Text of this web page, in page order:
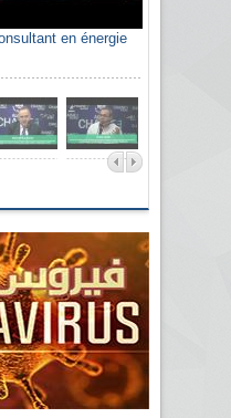
en énergie